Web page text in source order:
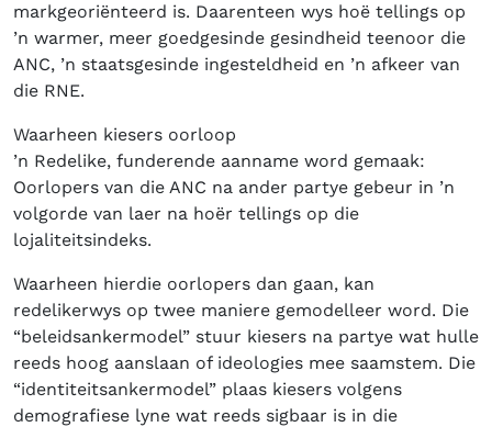
markgeoriënteerd is. Daarenteen wys hoë tellings op
’n warmer, meer goedgesinde gesindheid teenoor die
ANC, ’n staatsgesinde ingesteldheid en ’n afkeer van
die RNE.
Waarheen kiesers oorloop
’n Redelike, funderende aanname word gemaak:
Oorlopers van die ANC na ander partye gebeur in ’n
volgorde van laer na hoër tellings op die
lojaliteitsindeks.
Waarheen hierdie oorlopers dan gaan, kan
redelikerwys op twee maniere gemodelleer word. Die
“beleidsankermodel” stuur kiesers na partye wat hulle
reeds hoog aanslaan of ideologies mee saamstem. Die
“identiteitsankermodel” plaas kiesers volgens
demografiese lyne wat reeds sigbaar is in die